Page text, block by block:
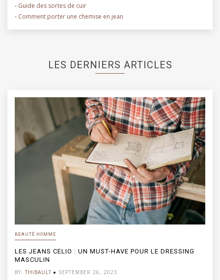
- Guide des sortes de cuir
- Comment porter une chemise en jean
LES DERNIERS ARTICLES
CELIO : UN MUST-HAVE POUR LE DRESSING
SEPTEMBER 26, 2023
LES